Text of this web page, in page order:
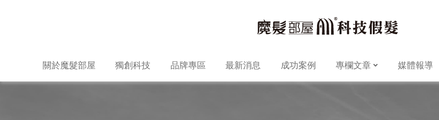
關於魔髮部屋 獨創科技 品牌專區 最新消息 成功案例 專欄文章 媒體報導